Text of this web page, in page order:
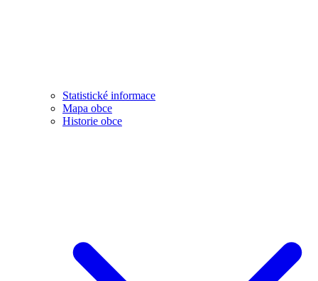
Statistické informace
Mapa obce
Historie obce